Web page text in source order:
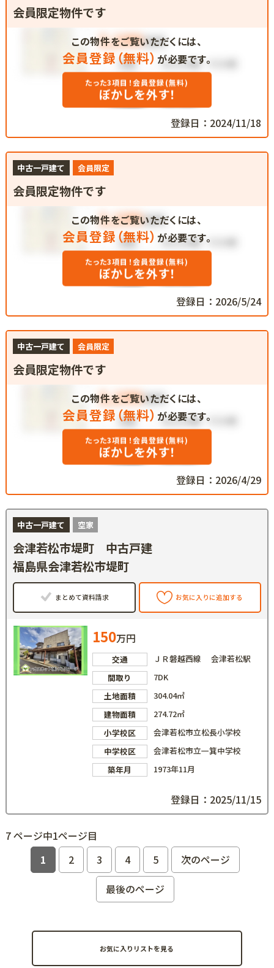
会員限定物件です
この物件をご覧いただくには、
会員登録（無料） が必要です。
たった3項目！会員登録(無料)
ぼかしを外す！
登録日：2024/11/18
中古一戸建て 会員限定
会員限定物件です
この物件をご覧いただくには、
会員登録（無料） が必要です。
たった3項目！会員登録(無料)
ぼかしを外す！
登録日：2026/5/24
中古一戸建て 会員限定
会員限定物件です
この物件をご覧いただくには、
会員登録（無料） が必要です。
たった3項目！会員登録(無料)
ぼかしを外す！
登録日：2026/4/29
中古一戸建て 空家
会津若松市堤町 中古戸建
福島県会津若松市堤町
まとめて資料請求 お気に入りに追加する
150万円
交通
ＪＲ磐越西線 会津若松駅
間取り
7DK
土地面積
304.04㎡
建物面積
274.72㎡
小学校区
会津若松市立松長小学校
中学校区
会津若松市立一箕中学校
築年月
1973年11月
登録日：2025/11/15
7 ページ中1ページ目
1
2 3 4 5
次のページ
最後のページ
お気に入りリストを見る